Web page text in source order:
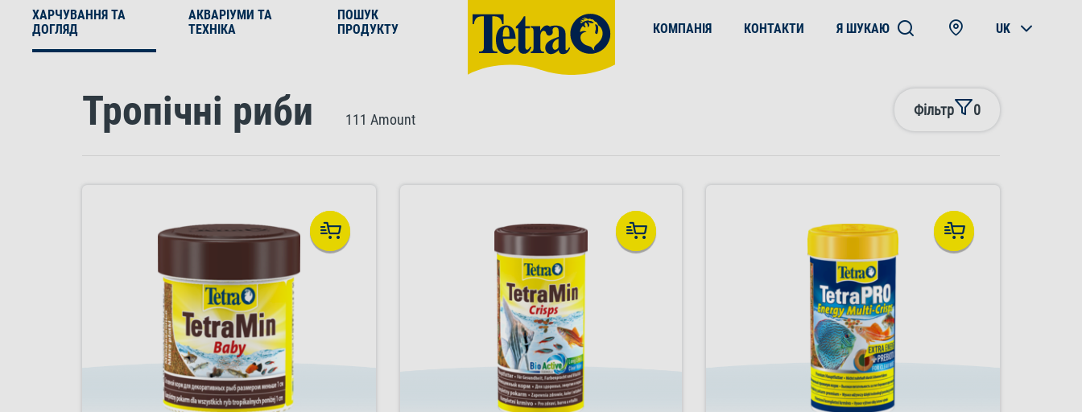
ХАРЧУВАННЯ ТА
ДОГЛЯД
АКВАРІУМИ ТА
ТЕХНІКА
ПОШУК
ПРОДУКТУ
КОМПАНІЯ КОНТАКТИ Я ШУКАЮ UK
Тропічні риби 111 Amount
Фільтр 0